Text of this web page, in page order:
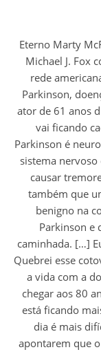
Eterno Marty McFly da franquia “De Volta para o Futuro”,
Michael J. Fox
rede
Parkinson,
ator de 61 anos
vai ficando
Parkinson é
sistema
causar
também que
benigno na
Parkinson e
caminhada. […]
Quebrei esse
a vida com a
chegar aos 80
está ficando
dia é mais
apontarem que